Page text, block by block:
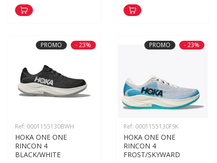
PROMO - 23%
Ref: 0001155130BWH
HOKA ONE ONE
RINCON 4
BLACK/WHITE
PROMO - 23%
Ref: 0001155130FSK
HOKA ONE ONE
RINCON 4
FROST/SKYWARD